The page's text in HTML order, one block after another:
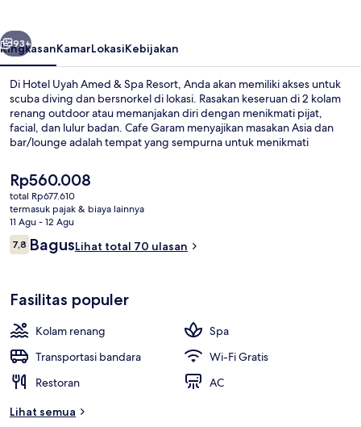
Resort
Berikutnya
93+
RingkasanKamarLokasiKebijakan
Di Hotel Uyah Amed & Spa Resort, Anda akan memiliki akses untuk
scuba diving dan bersnorkel di lokasi. Rasakan keseruan di 2 kolam
renang outdoor atau memanjakan diri dengan menikmati pijat,
facial, dan lulur badan. Cafe Garam menyajikan masakan Asia dan
bar/lounge adalah tempat yang sempurna untuk menikmati
kolam renang, kolam renang anak, dan teras.
Harga
saat
ini
Rp560.008
Rp560.008
total Rp677.610
termasuk pajak & biaya lainnya
11 Agu - 12 Agu
Ulasan
7,87,8 dari 10
BagusLihat total 70 ulasan
Fasilitas populer
Kolam renang
Spa
Transportasi bandara
Wi-Fi Gratis
Restoran
AC
Lihat semua